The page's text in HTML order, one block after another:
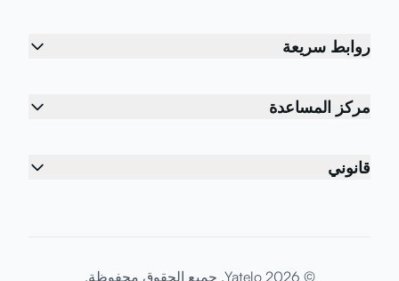
روابط سريعة
مركز المساعدة
قانوني
© 2026 Yatelo. جميع الحقوق محفوظة.